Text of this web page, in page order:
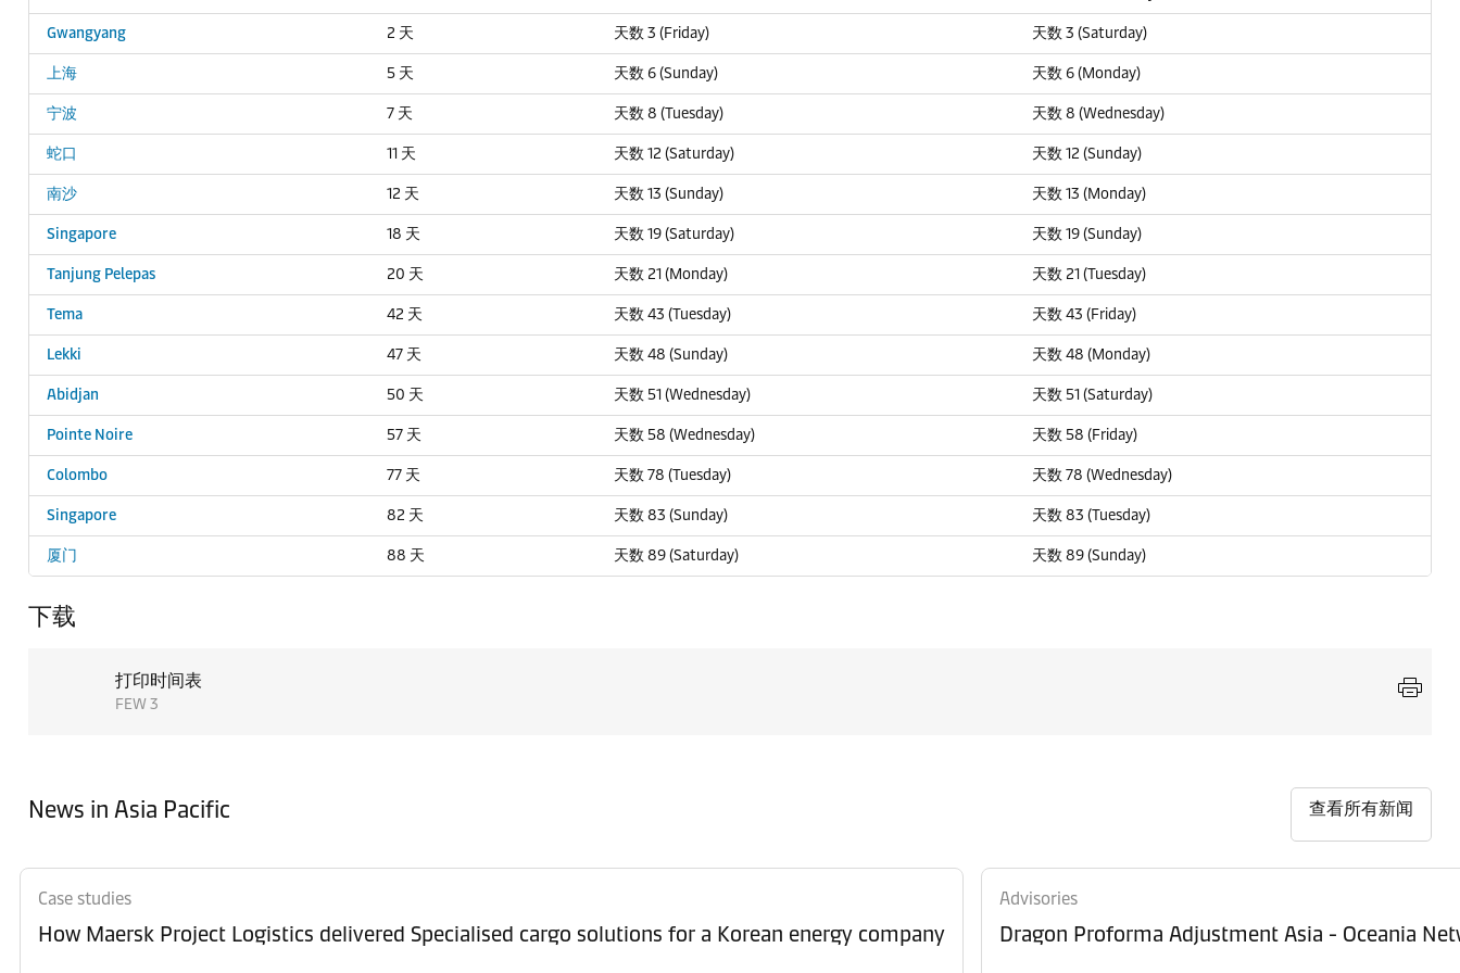
Gwangyang 2 天 天数 3 (Friday) 天数 3 (Saturday)
上海 5 天 天数 6 (Sunday) 天数 6 (Monday)
宁波 7 天 天数 8 (Tuesday) 天数 8 (Wednesday)
蛇口 11 天 天数 12 (Saturday) 天数 12 (Sunday)
南沙 12 天 天数 13 (Sunday) 天数 13 (Monday)
Singapore 18 天 天数 19 (Saturday) 天数 19 (Sunday)
Tanjung Pelepas 20 天 天数 21 (Monday) 天数 21 (Tuesday)
Tema 42 天 天数 43 (Tuesday) 天数 43 (Friday)
Lekki 47 天 天数 48 (Sunday) 天数 48 (Monday)
Abidjan 50 天 天数 51 (Wednesday) 天数 51 (Saturday)
Pointe Noire 57 天 天数 58 (Wednesday) 天数 58 (Friday)
Colombo 77 天 天数 78 (Tuesday) 天数 78 (Wednesday)
Singapore 82 天 天数 83 (Sunday) 天数 83 (Tuesday)
厦门 88 天 天数 89 (Saturday) 天数 89 (Sunday)
下载
打印时间表
FEW 3
News in Asia Pacific 查看所有新闻
Case studies
How Maersk Project Logistics delivered Specialised cargo solutions for a Korean energy company
Advisories
Dragon Proforma Adjustment Asia -